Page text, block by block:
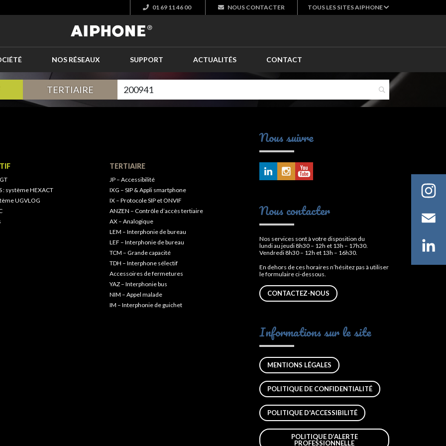
01 69 11 46 00 NOUS CONTACTER TOUS LES SITES AIPHONE
NOS RÉSEAUX SUPPORT ACTUALITÉS CONTACT
TERTIAIRE
: système HEXACT
UGVLOG
TERTIAIRE
JP – Accessibilité
IXG – SIP & Appli smartphone
IX – Protocole SIP et ONVIF
ANZEN – Contrôle d’accès tertiaire
AX – Analogique
LEM – Interphonie de bureau
LEF – Interphonie de bureau
TCM – Grande capacité
TDH – Interphone sélectif
Accessoires de fermetures
YAZ – Interphonie bus
NIM – Appel malade
IM – Interphonie de guichet
Nous suivre
Nous contacter
Nos services sont à votre disposition du
lundi au jeudi 8h30 – 12h et 13h – 17h30.
Vendredi 8h30 – 12h et 13h – 16h30.
En dehors de ces horaires n’hésitez pas à utiliser
le formulaire ci-dessous.
CONTACTEZ-NOUS
Informations sur le site
MENTIONS LÉGALES
POLITIQUE DE CONFIDENTIALITÉ
POLITIQUE D'ACCESSIBILITÉ
POLITIQUE D’ALERTE
PROFESSIONNELLE